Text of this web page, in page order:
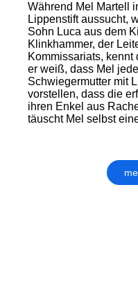
Während Mel Martell
Lippenstift aussucht,
Sohn Luca aus dem
Klinkhammer, der
Kommissariats, kennt
er weiß, dass Mel
Schwiegermutter mit
vorstellen, dass die
ihren Enkel aus
täuscht Mel selbst